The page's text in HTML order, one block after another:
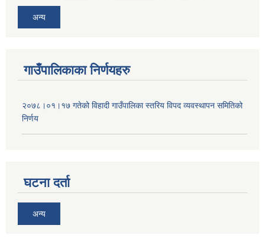
अन्य
गाउँपालिकाका निर्णयहरु
२०७८।०१।१७ गतेको विहादी गाउँपालिका स्तरिय विपद व्यवस्थापन समितिको
निर्णय
घटना दर्ता
अन्य